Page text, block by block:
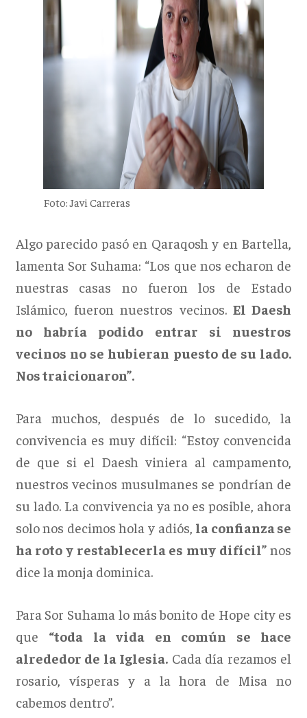
Foto: Javi Carreras
Algo parecido pasó en Qaraqosh y en Bartella,
lamenta Sor Suhama: “Los que nos echaron de
nuestras casas no fueron los de Estado
Islámico, fueron nuestros vecinos.El Daesh
no habría podido entrar si nuestros
vecinos no se hubieran puesto de su lado.
Nos traicionaron”.
Para muchos, después de lo sucedido, la
convivencia es muy difícil: “Estoy convencida
de que si el Daesh viniera al campamento,
nuestros vecinos musulmanes se pondrían de
su lado. La convivencia ya no es posible, ahora
solo nos decimos hola y adiós, la confianza se
ha roto y restablecerla es muy difícil”nos
dice la monja dominica.
Para Sor Suhama lo más bonito de Hope city es
que “toda la vida en común se hace
alrededor de la Iglesia. Cada día rezamos el
rosario, vísperas y a la hora de Misa no
cabemos dentro”.